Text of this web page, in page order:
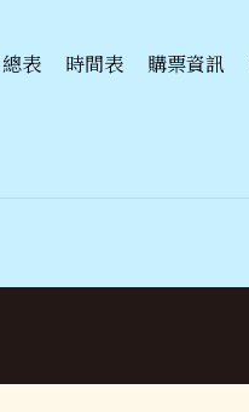
表 時間表 購票資訊